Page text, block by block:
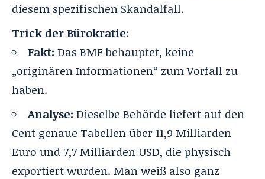
diesem spezifischen Skandalfall.
Trick der Bürokratie:
Fakt: Das BMF behauptet, keine
„originären Informationen“ zum Vorfall zu
haben.
Analyse: Dieselbe Behörde liefert auf den
Cent genaue Tabellen über 11,9 Milliarden
Euro und 7,7 Milliarden USD, die physisch
exportiert wurden. Man weiß also ganz